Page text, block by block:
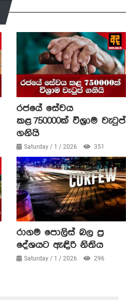
රජයේ සේවය
කළ 750000ක් විශ්‍රාම වැටුප්
ගනියි
Saturday / 1 / 2026 351
රාගම පොලිස් බල ප්‍ර
දේශයට ඇඳිරි නිතිය
Saturday / 1 / 2026 296